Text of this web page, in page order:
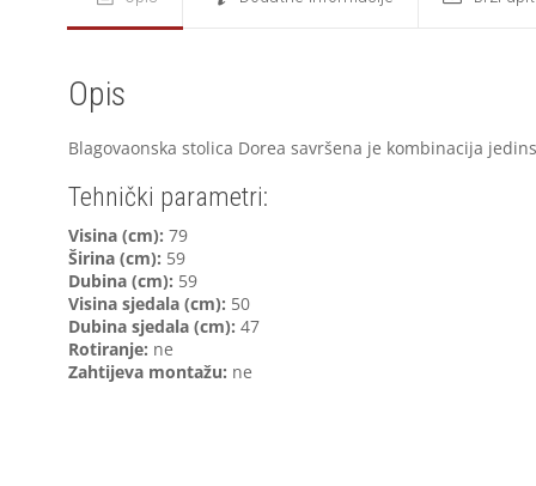
Opis
Blagovaonska stolica Dorea savršena je kombinacija
Tehnički parametri:
Visina (cm): 79
Širina (cm): 59
Dubina (cm): 59
Visina sjedala (cm): 50
Dubina sjedala (cm): 47
Rotiranje: ne
Zahtijeva montažu: ne